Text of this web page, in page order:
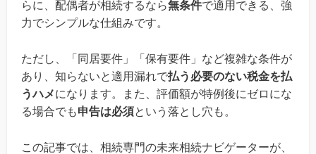
らに、配偶者が相続するなら無条件で適用できる、強
力でシンプルな仕組みです。
ただし、「同居要件」「保有要件」など複雑な条件が
あり、知らないと適用漏れで払う必要のない税金を払
うハメになります。また、評価額が特例後にゼロにな
る場合でも申告は必須という落とし穴も。
この記事では、相続専門の未来相続ナビゲーターが、